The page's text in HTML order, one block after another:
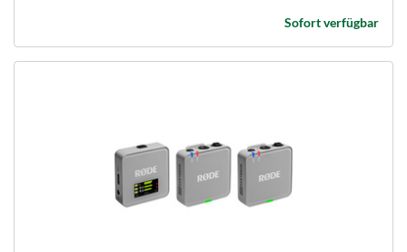
Sofort verfügbar